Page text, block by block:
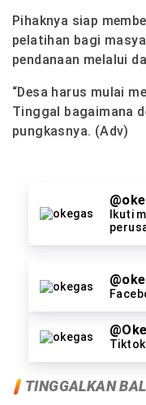
Pihaknya siap
pelatihan bagi
pendanaan melalui
“Desa harus mulai
Tinggal bagaimana
pungkasnya. (Adv)
Ikuti
Tiktok
TINGGALKAN